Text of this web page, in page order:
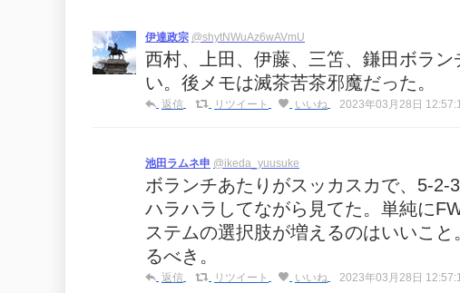
伊達政宗 @shytNWuAz6wAVmU
西村、上田、伊藤、三笘、鎌田ボラ
い。後メモは滅茶苦茶邪魔だった。
返信 リツイート いいね 2023年03月28日
池田ラムネ申 @ikeda_yuusuke
ボランチあたりがスッカスカで、5-
ハラハラしてながら見てた。単純に
ステムの選択肢が増えるのはいいこ
るべき。
返信 リツイート いいね 2023年03月28日